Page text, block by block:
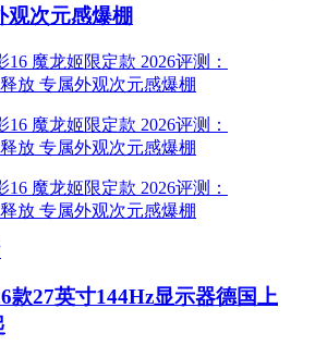
观次元感爆棚
款27英寸144Hz显示器德国上